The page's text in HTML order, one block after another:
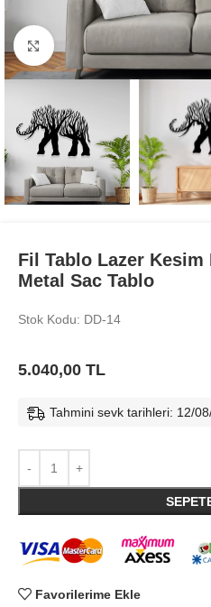
Büyüt
Fil Tablo Lazer Kesim
Metal Sac Tablo
Stok Kodu: DD-14
5.040,00 TL
Tahmini sevk tarihleri: 12/
Favorilerime Ekle